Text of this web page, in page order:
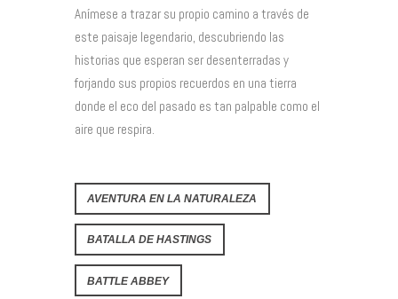
Anímese a trazar su propio camino a través de
este paisaje legendario, descubriendo las
historias que esperan ser desenterradas y
forjando sus propios recuerdos en una tierra
donde el eco del pasado es tan palpable como el
aire que respira.
AVENTURA EN LA NATURALEZA
BATALLA DE HASTINGS
BATTLE ABBEY